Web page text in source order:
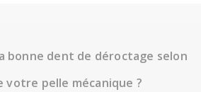
bonne dent de déroctage selon
votre pelle mécanique ?